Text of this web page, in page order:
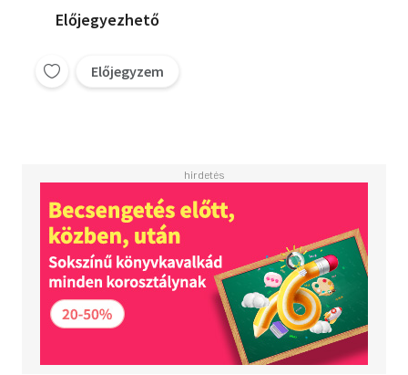
Előjegyezhető
Előjegyzem